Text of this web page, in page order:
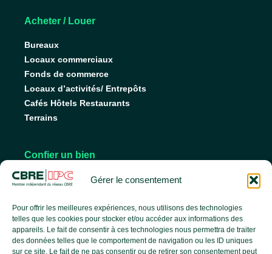
Gérer le consentement
Pour offrir les meilleures expériences, nous utilisons des technologies
telles que les cookies pour stocker et/ou accéder aux informations des
appareils. Le fait de consentir à ces technologies nous permettra de traiter
des données telles que le comportement de navigation ou les ID uniques
sur ce site. Le fait de ne pas consentir ou de retirer son consentement peut
Acheter / Louer
Bureaux
Locaux commerciaux
Fonds de commerce
Locaux d’activités/ Entrepôts
Cafés Hôtels Restaurants
Terrains
Confier un bien
Nos conseils pour vendre
Faire gérer son bien
L’agence